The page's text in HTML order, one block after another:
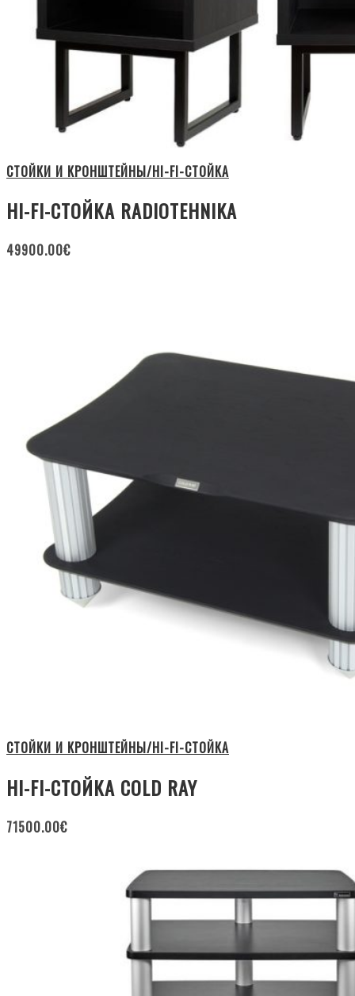
СТОЙКИ И КРОНШТЕЙНЫ/HI-FI-СТОЙКА
HI-FI-СТОЙКА RADIOTEHNIKA
49900.00€
СТОЙКИ И КРОНШТЕЙНЫ/HI-FI-СТОЙКА
HI-FI-СТОЙКА COLD RAY
71500.00€